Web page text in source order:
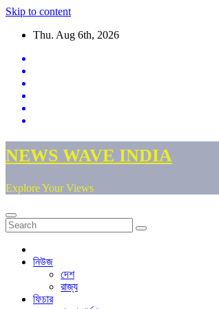
Skip to content
Thu. Aug 6th, 2026
NEWS WAVE INDIA
Explore Your Views
নিউজ
দেশ
রাজ্য
ফিচার